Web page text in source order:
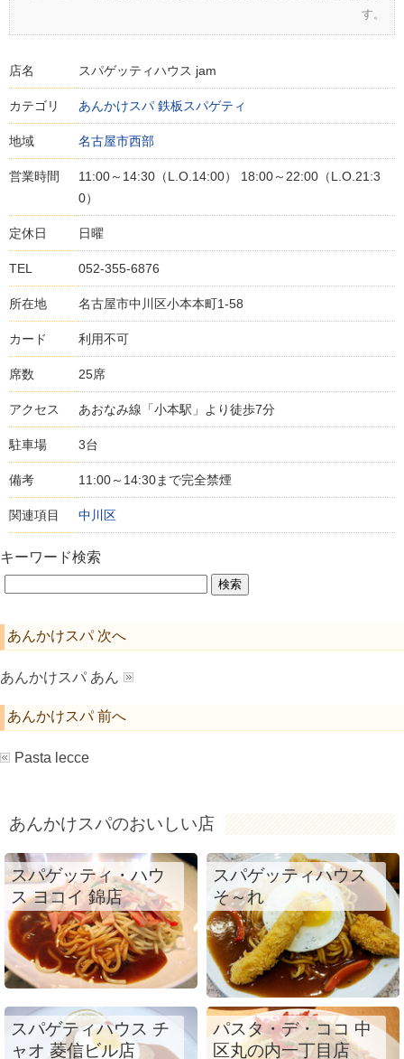
す。
店名 スパゲッティハウス jam
カテゴリ あんかけスパ 鉄板スパゲティ
地域 名古屋市西部
営業時間
11:00～14:30（L.O.14:00） 18:00～22:00（L.O.21:3
0）
定休日 日曜
TEL 052-355-6876
所在地 名古屋市中川区小本本町1-58
カード 利用不可
席数 25席
アクセス あおなみ線「小本駅」より徒歩7分
駐車場 3台
備考 11:00～14:30まで完全禁煙
関連項目 中川区
キーワード検索
あんかけスパ 次へ
あんかけスパ あん
あんかけスパ 前へ
Pasta lecce
あんかけスパのおいしい店
スパゲッティ・ハウ
ス ヨコイ 錦店
スパゲッティハウス
そ～れ
スパゲティハウス チ
ャオ 菱信ビル店
パスタ・デ・ココ 中
区丸の内一丁目店